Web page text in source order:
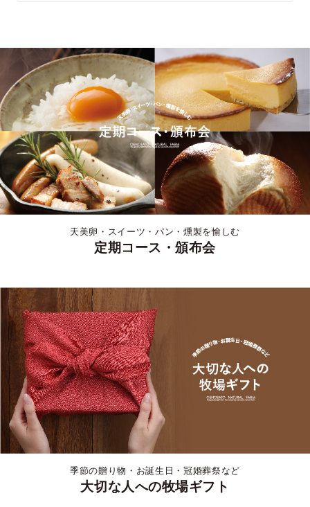
天美卵・スイーツ・パン・燻製を愉しむ
定期コース・頒布会
季節の贈り物・お誕生日・冠婚葬祭など
大切な人への牧場ギフト